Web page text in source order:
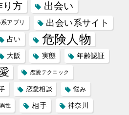
り方 出会い
アプリ 出会い系サイト
占い 危険人物
大阪 実態 年齢認証
恋愛テクニック
恋愛相談 悩み
異性 相手 神奈川